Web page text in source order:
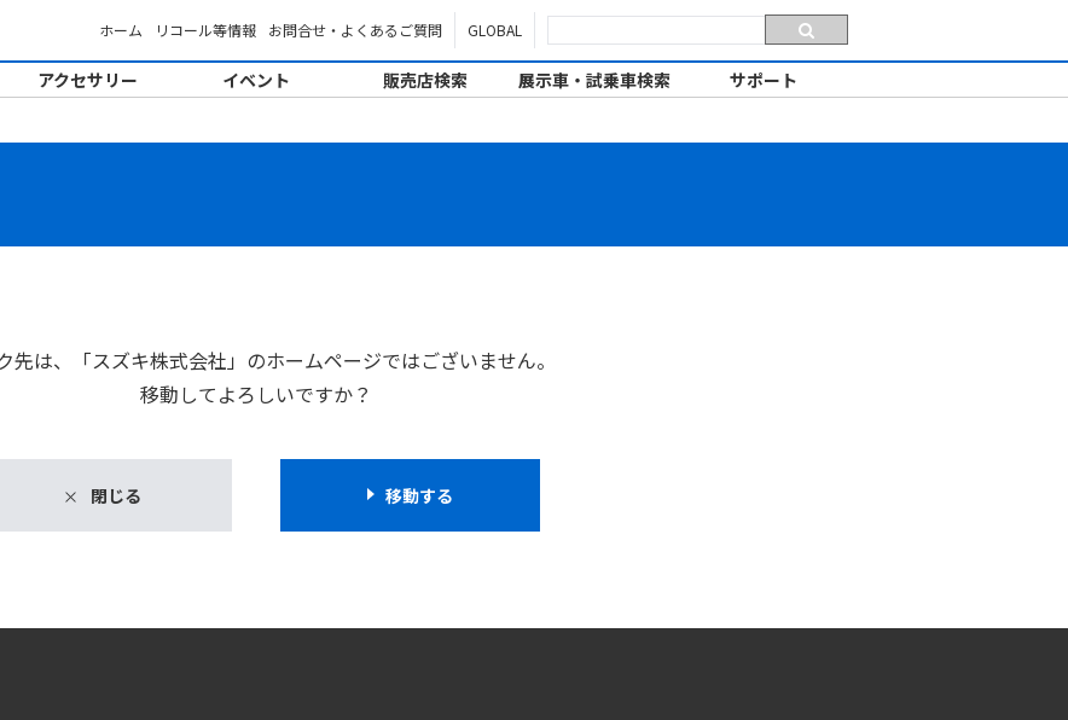
ホーム リコール等情報 お問合せ・よくあるご質問 GLOBAL
アクセサリー イベント 販売店検索 展示車・試乗車検索 サポート
先は、「スズキ株式会社」のホームページではございません。
移動してよろしいですか？
閉じる 移動する